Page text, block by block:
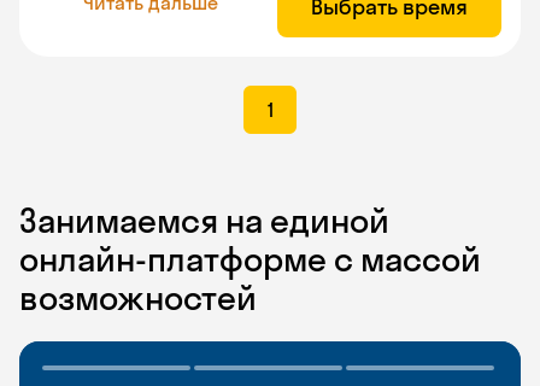
Выбрать время
1
Занимаемся на единой
онлайн-платформе с массой
возможностей